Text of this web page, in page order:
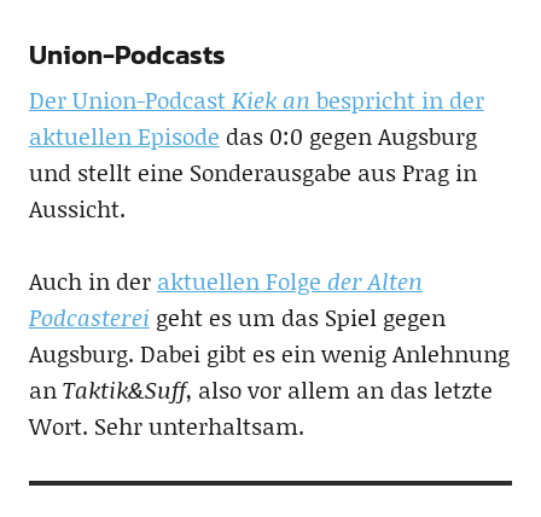
Union-Podcasts
Der Union-PodcastKiek an bespricht in der
aktuellen Episode das 0:0 gegen Augsburg
und stellt eine Sonderausgabe aus Prag in
Aussicht.
Auch in der aktuellen Folge der Alten
Podcasterei geht es um das Spiel gegen
Augsburg. Dabei gibt es ein wenig Anlehnung
anTaktik&Suff, also vor allem an das letzte
Wort. Sehr unterhaltsam.